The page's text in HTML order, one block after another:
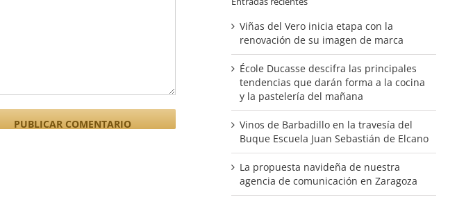
Viñas del Vero inicia etapa con la
renovación de su imagen de marca
École Ducasse descifra las principales
tendencias que darán forma a la cocina
y la pastelería del mañana
Vinos de Barbadillo en la travesía del
Buque Escuela Juan Sebastián de Elcano
La propuesta navideña de nuestra
agencia de comunicación en Zaragoza